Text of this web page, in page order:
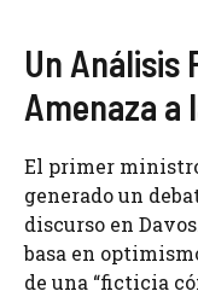
Un Análisis
Amenaza a
El primer
generado un
discurso en
basa en
de una “ficticia